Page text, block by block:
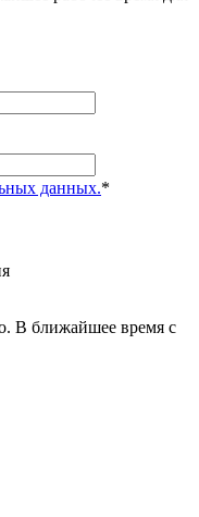
данных.*
В ближайшее время с